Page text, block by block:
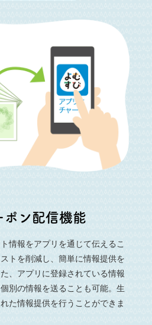
ポン配信機能
情報をアプリを通じて伝えるこ
トを削減し、簡単に情報提供を
、アプリに登録されている情報
別の情報を送ることも可能。生
た情報提供を行うことができま